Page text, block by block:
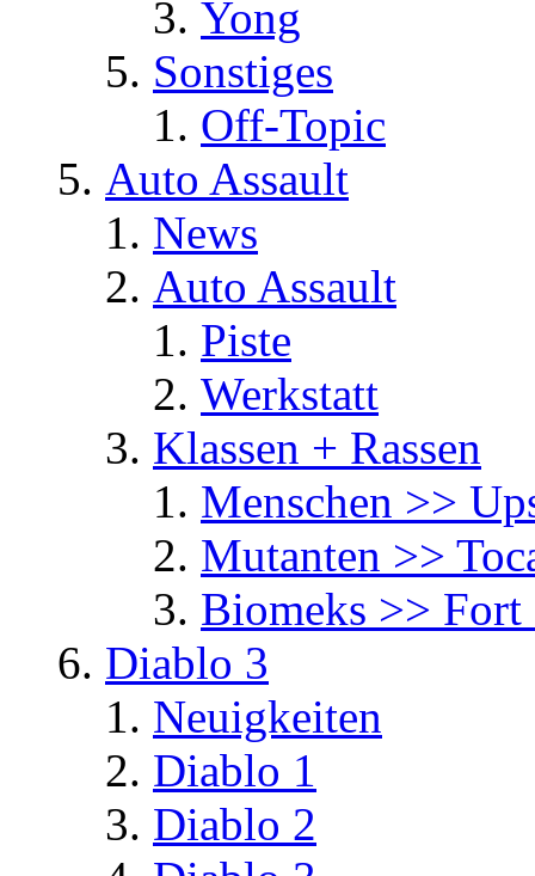
Yong
Sonstiges
Off-Topic
Auto Assault
News
Auto Assault
Piste
Werkstatt
Klassen + Rassen
Menschen >>
Mutanten >>
Biomeks >> Fort
Diablo 3
Neuigkeiten
Diablo 1
Diablo 2